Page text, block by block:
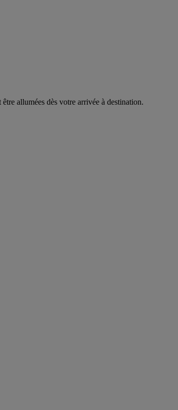
allumées dès votre arrivée à destination.